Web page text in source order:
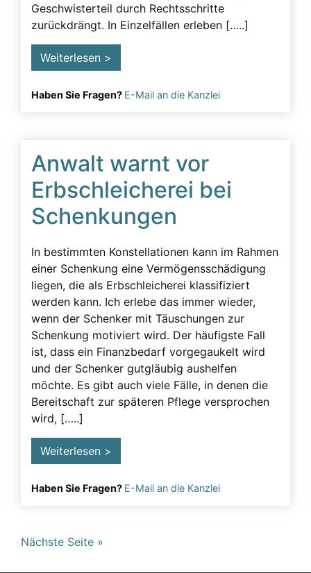
Geschwisterteil durch Rechtsschritte
zurückdrängt. In Einzelfällen erleben […..]
Weiterlesen >
Haben Sie Fragen? E-Mail an die Kanzlei
Anwalt warnt vor
Erbschleicherei bei
Schenkungen
In bestimmten Konstellationen kann im Rahmen
einer Schenkung eine Vermögensschädigung
liegen, die als Erbschleicherei klassifiziert
werden kann. Ich erlebe das immer wieder,
wenn der Schenker mit Täuschungen zur
Schenkung motiviert wird. Der häufigste Fall
ist, dass ein Finanzbedarf vorgegaukelt wird
und der Schenker gutgläubig aushelfen
möchte. Es gibt auch viele Fälle, in denen die
Bereitschaft zur späteren Pflege versprochen
wird, […..]
Weiterlesen >
Haben Sie Fragen? E-Mail an die Kanzlei
Nächste Seite »